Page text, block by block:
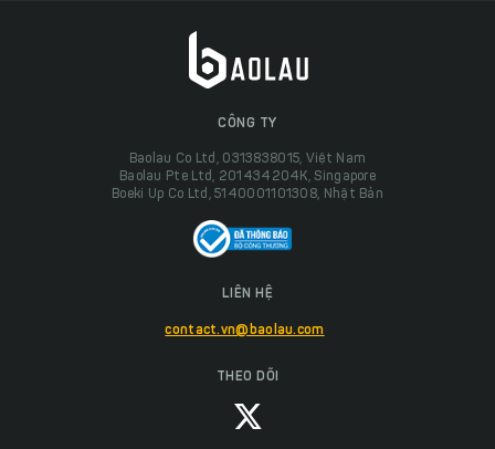
CÔNG TY
Baolau Co Ltd, 0313838015, Việt Nam
Baolau Pte Ltd, 201434204K, Singapore
Boeki Up Co Ltd, 5140001101308, Nhật Bản
LIÊN HỆ
contact.vn@baolau.com
THEO DÕI